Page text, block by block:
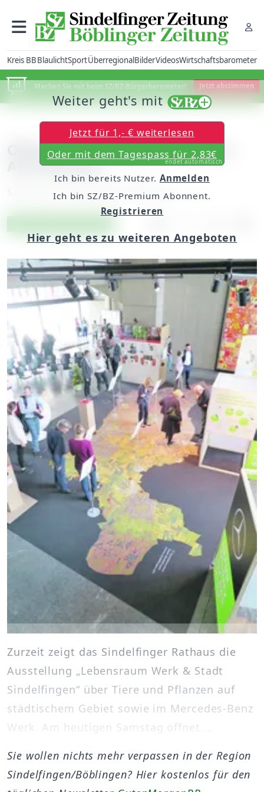
Kreis BBBlaulichtSportÜberregionalBilderVideosWirtschaftsbarometer
Machen Sie mit beim SZ/BZ-Bürgerbarometer! Jetzt abstimmen
Offener Samstag bei Rathaus-
Ausstellung
Samstag, 14. April 2018, 06:00 Uhr
Zurzeit zeigt das Sindelfinger Rathaus die
Ausstellung „Lebensraum Werk & Stadt
Sindelfingen“ über Tiere und Pflanzen auf
städtischem Gebiet sowie im Mercedes-Benz
Werk. Am heutigen Samstag öffnet ...
Weiter geht's mit
Jetzt für 1,- € weiterlesen
Oder mit dem Tagespass für 2,83€
endet automatisch
Ich bin bereits Nutzer. Anmelden
Ich bin SZ/BZ-Premium Abonnent.
Registrieren
Hier geht es zu weiteren Angeboten
Sie wollen nichts mehr verpassen in der Region
Sindelfingen/Böblingen? Hier kostenlos für den